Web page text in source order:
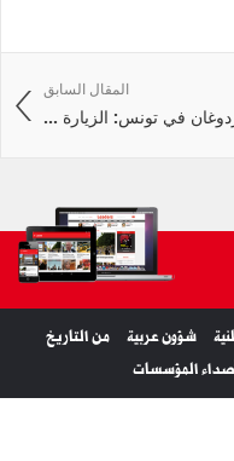
المقال السابق
في تونس: الزيارة ...
شؤون عربية
من التاريخ
المؤسسات